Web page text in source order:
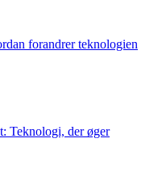
forandrer teknologien
Teknologi, der øger